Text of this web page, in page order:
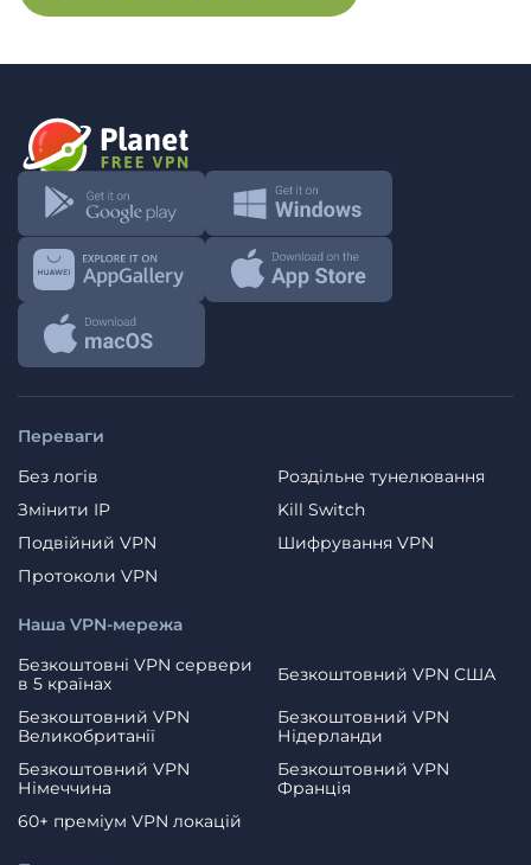
Переваги
Без логів
Роздільне тунелювання
Змінити IP
Kill Switch
Подвійний VPN
Шифрування VPN
Протоколи VPN
Наша VPN-мережа
Безкоштовні VPN сервери
в 5 країнах
Безкоштовний VPN США
Безкоштовний VPN
Великобританії
Безкоштовний VPN
Нідерланди
Безкоштовний VPN
Німеччина
Безкоштовний VPN
Франція
60+ преміум VPN локацій